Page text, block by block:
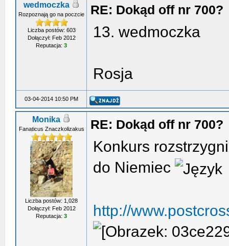
wedmoczka
Rozpoznają go na poczcie
Liczba postów: 603
Dołączył: Feb 2012
Reputacja: 3
RE: Dokąd off nr 700?
13. wedmoczka
Rosja
03-04-2014 10:50 PM
Monika
Fanaticus Znaczkolizakus
Liczba postów: 1,028
Dołączył: Feb 2012
Reputacja: 3
RE: Dokąd off nr 700?
Konkurs
do Niemiec
http://